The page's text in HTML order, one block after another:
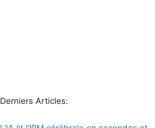
Derniers Articles: